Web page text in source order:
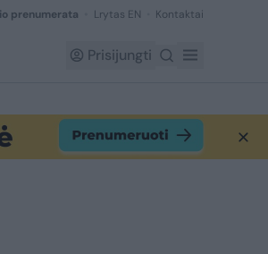
prenumerata Lrytas EN Kontaktai
Prisijungti